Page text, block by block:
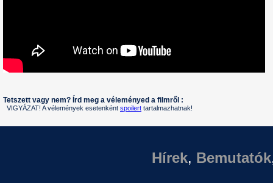
Tetszett vagy nem? Írd meg a véleményed a filmről :
VIGYÁZAT! A vélemények esetenként spoilert tartalmazhatnak!
Hírek, Bemutatók